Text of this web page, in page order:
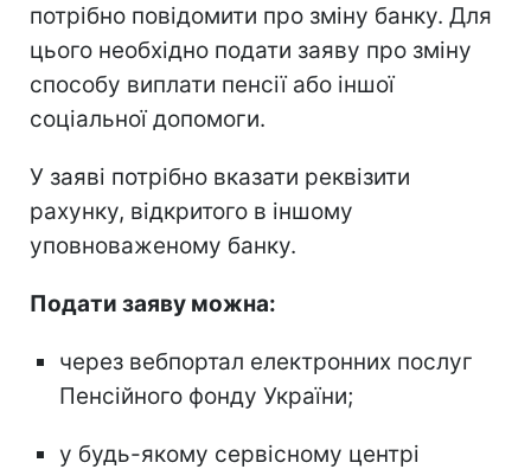
потрібно повідомити про зміну банку. Для
цього необхідно подати заяву про зміну
способу виплати пенсії або іншої
соціальної допомоги.
У заяві потрібно вказати реквізити
рахунку, відкритого в іншому
уповноваженому банку.
Подати заяву можна:
через вебпортал електронних послуг
Пенсійного фонду України;
у будь-якому сервісному центрі